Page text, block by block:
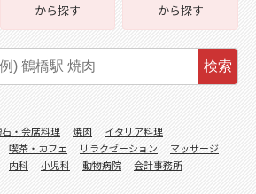
から探す
から探す
検索
・会席料理 焼肉
イタリア料理
喫茶・カフェ リラクゼーション
マッサージ
内科 小児科 動物病院
会計事務所